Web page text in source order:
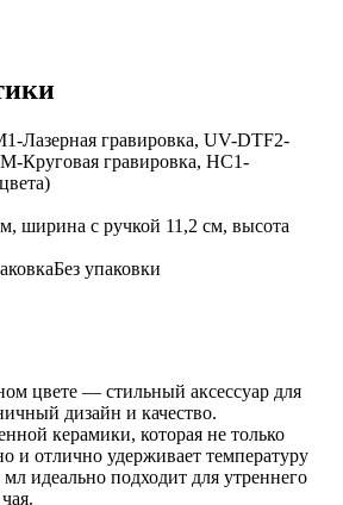
Лазерная гравировка, UV-DTF2-
Круговая гравировка, HC1-
ширина с ручкой 11,2 см, высота
Без упаковки
цвете — стильный аксессуар для
дизайн и качество.
керамики, которая не только
и отлично удерживает температуру
идеально подходит для утреннего